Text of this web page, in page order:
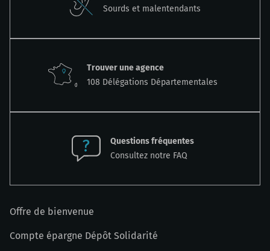
Sourds et malentendants
Trouver une agence
108 Délégations Départementales
Questions fréquentes
Consultez notre FAQ
Offre de bienvenue
Compte épargne Dépôt Solidarité